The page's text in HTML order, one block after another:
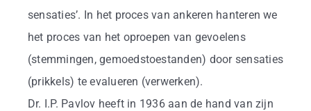
sensaties’. In het proces van ankeren hanteren we
het proces van het oproepen van gevoelens
(stemmingen, gemoedstoestanden) door sensaties
(prikkels) te evalueren (verwerken).
Dr. I.P. Pavlov heeft in 1936 aan de hand van zijn